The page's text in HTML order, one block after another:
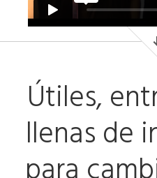
Útiles,
llenas de